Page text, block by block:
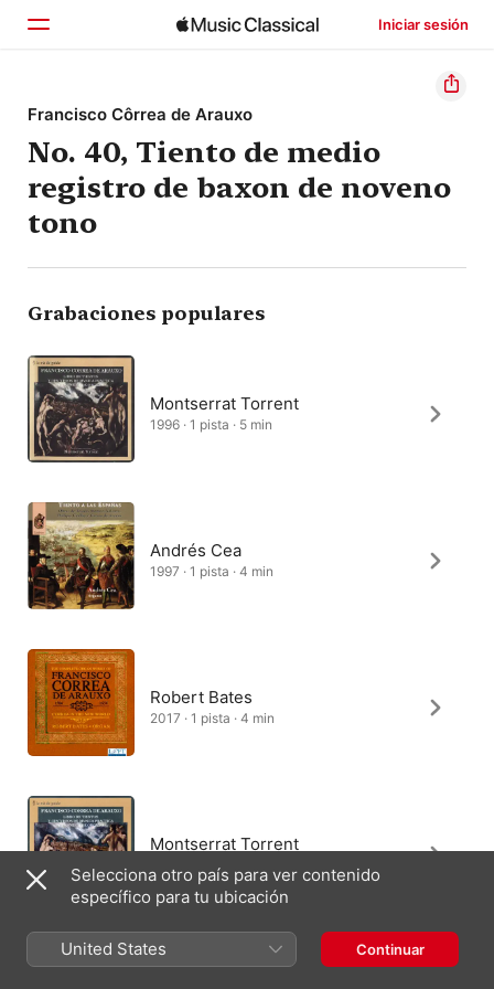
Iniciar sesión
Inicio
Explorar
Buscar
Francisco Côrrea de Arauxo
No. 40, Tiento de medio
registro de baxon de noveno
tono
Grabaciones populares
Montserrat Torrent
1996 · 1 pista · 5 min
Andrés Cea
1997 · 1 pista · 4 min
Robert Bates
2017 · 1 pista · 4 min
Montserrat Torrent
1996 · 1 pista · 5 min
Selecciona otro país para ver contenido
específico para tu ubicación
United States Continuar